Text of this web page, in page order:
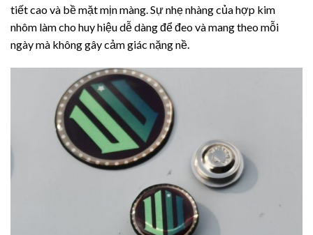
tiết cao và bề mặt mịn màng. Sự nhẹ nhàng của hợp kim
nhôm làm cho huy hiệu dễ dàng để đeo và mang theo mỗi
ngày mà không gây cảm giác nặng nề.